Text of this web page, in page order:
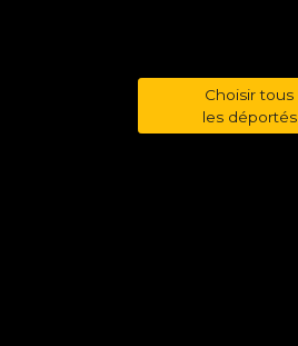
Choisir tous
les déportés